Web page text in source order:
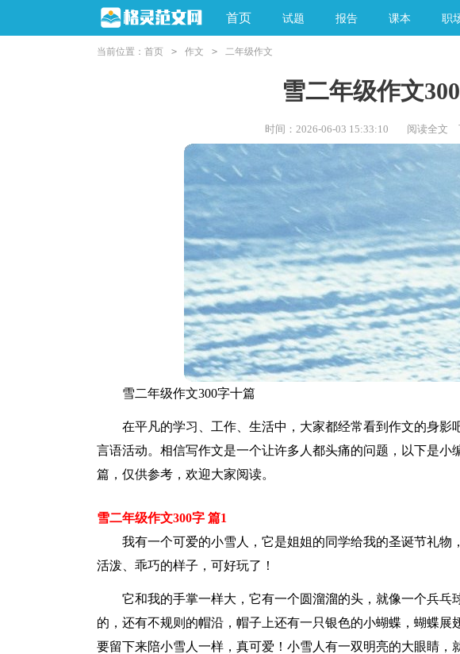
首页 试题 报告 课本 职
当前位置： 首页 > 作文 > 二年级作文
雪二年级作文
时间：2026-06-03 15:33:10 阅读全文
雪二年级作文300字十篇
在平凡的学习、工作、生活中，大家都经常看到作文的身影
言语活动。相信写作文是一个让许多人都头痛的问题，以下是小
篇，仅供参考，欢迎大家阅读。
雪二年级作文300字 篇1
我有一个可爱的小雪人，它是姐姐的同学给我的圣诞节礼物
活泼、乖巧的样子，可好玩了！
它和我的手掌一样大，它有一个圆溜溜的头，就像一个兵乓
的，还有不规则的帽沿，帽子上还有一只银色的小蝴蝶，蝴蝶展
要留下来陪小雪人一样，真可爱！小雪人有一双明亮的大眼睛，